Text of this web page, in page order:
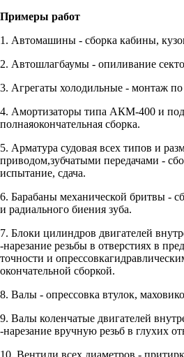
Примеры работ
1. Автомашины - сборка кабины,
2. Автошлагбаумы - опиливание
3. Агрегаты холодильные - монтаж
4. Амортизаторы типа АКМ-400 и
полнаяокончательная сборка.
5. Арматура судовая всех типов и
приводом,зубчатыми передачами -
испытание, сдача.
6. Барабаны механической бритвы -
и радиального биения зуба.
7. Блоки цилиндров двигателей
-нарезание резьбы в отверстиях в
точности и
окончательной сборкой.
8. Валы - опрессовка втулок,
9. Валы коленчатые двигателей
-нарезание вручную резьб в глухих